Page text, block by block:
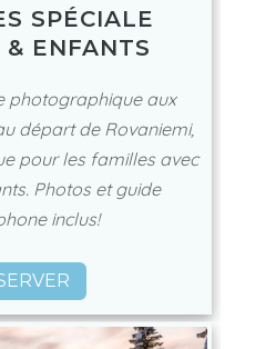
SPÉCIALE
ENFANTS
photographique aux
départ de Rovaniemi,
pour les familles avec
Photos et guide
inclus!